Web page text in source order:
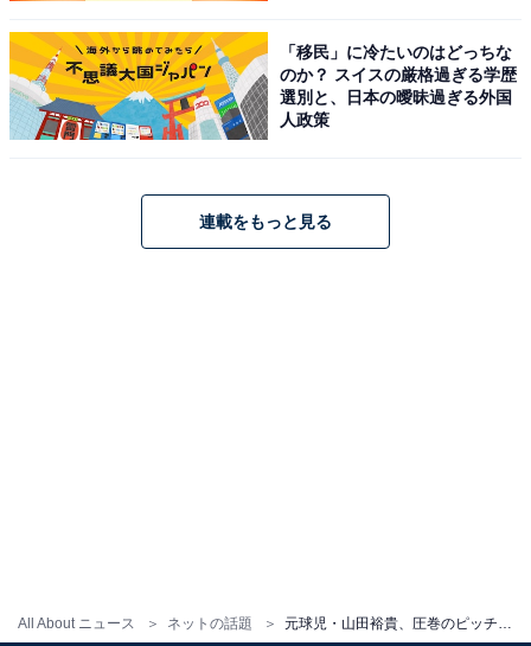
All About ニュース ネットの話題 元球児・山田裕貴、圧巻のピッチングフォームを披露！ 「フォーム良すぎません？」「やだかっこいい」
「移民」に冷たいのはどっちな
のか？ スイスの厳格過ぎる学歴
選別と、日本の曖昧過ぎる外国
人政策
連載をもっと見る